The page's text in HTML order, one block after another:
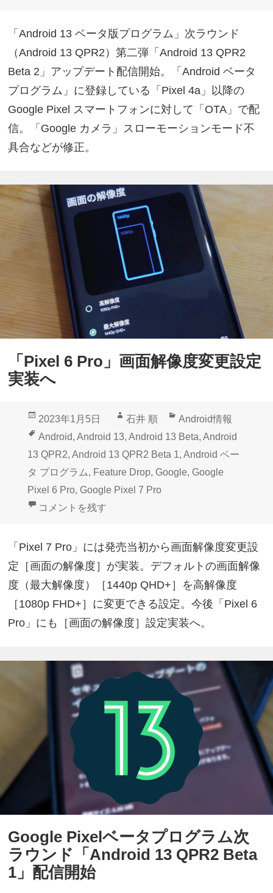
「Android 13 ベータ版プログラム」次ラウンド
（Android 13 QPR2）第二弾「Android 13 QPR2
Beta 2」アップデート配信開始。「Android ベータ
プログラム」に登録している「Pixel 4a」以降の
Google Pixel スマートフォンに対して「OTA」で配
信。「Google カメラ」スローモーションモード不
具合などが修正。
「Pixel 6 Pro」画面解像度変更設定
実装へ
投
稿
日:
2023年1月5日
作
成
者
石井 順
カ
テ
ゴ
リ
Android情報
タ
グ
Android, Android 13, Android 13 Beta, Android
13 QPR2, Android 13 QPR2 Beta 1, Android ベー
タ プログラム, Feature Drop, Google, Google
Pixel 6 Pro, Google Pixel 7 Pro
「Pixel 6 Pro」画面解像度変更設定実装へ に
コメントを残す
「Pixel 7 Pro」には発売当初から画面解像度変更設
定［画面の解像度］が実装。デフォルトの画面解像
度（最大解像度）［1440p QHD+］を高解像度
［1080p FHD+］に変更できる設定。今後「Pixel 6
Pro」にも［画面の解像度］設定実装へ。
Google Pixelベータプログラム次
ラウンド「Android 13 QPR2 Beta
1」配信開始